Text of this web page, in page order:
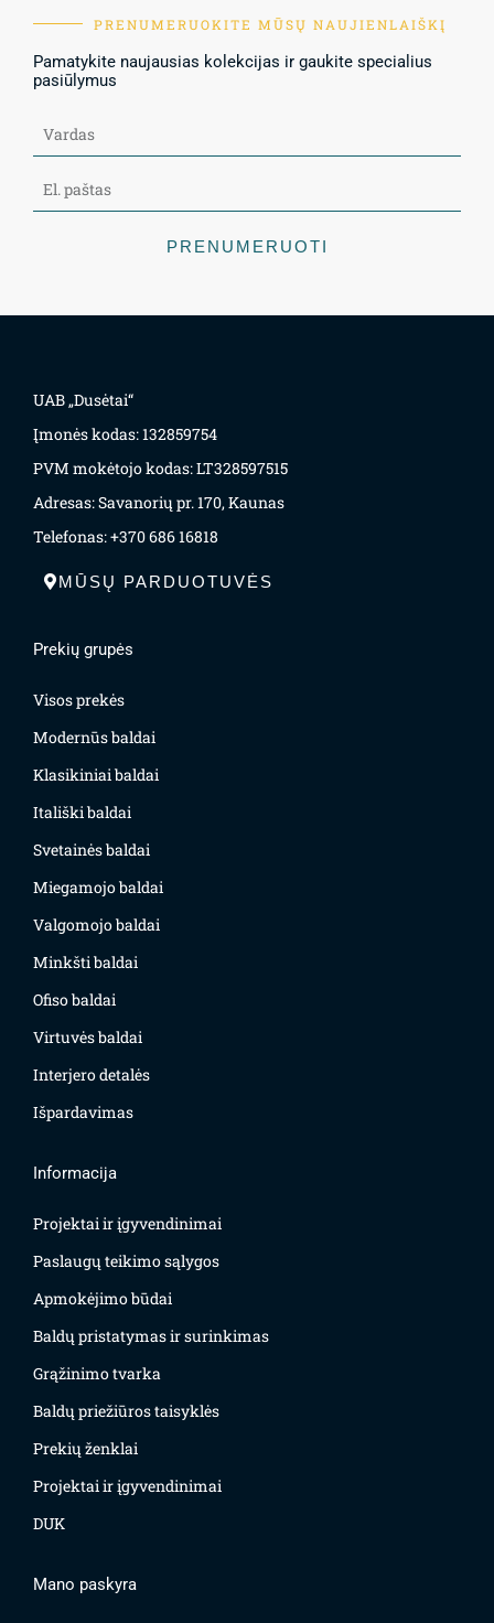
PRENUMERUOKITE MŪSŲ NAUJIENLAIŠKĮ
Pamatykite naujausias kolekcijas ir gaukite specialius
pasiūlymus
PRENUMERUOTI
UAB „Dusėtai“
Įmonės kodas: 132859754
PVM mokėtojo kodas: LT328597515
Adresas: Savanorių pr. 170, Kaunas
Telefonas: +370 686 16818
MŪSŲ PARDUOTUVĖS
Prekių grupės
Visos prekės
Modernūs baldai
Klasikiniai baldai
Itališki baldai
Svetainės baldai
Miegamojo baldai
Valgomojo baldai
Minkšti baldai
Ofiso baldai
Virtuvės baldai
Interjero detalės
Išpardavimas
Informacija
Projektai ir įgyvendinimai
Paslaugų teikimo sąlygos
Apmokėjimo būdai
Baldų pristatymas ir surinkimas
Grąžinimo tvarka
Baldų priežiūros taisyklės
Prekių ženklai
Projektai ir įgyvendinimai
DUK
Mano paskyra